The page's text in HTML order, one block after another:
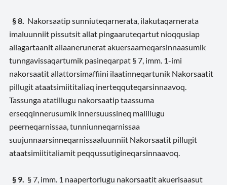
§ 8. Nakorsaatip sunniuteqarnerata, ilakutaqarnerata
imaluunniit pissutsit allat pingaaruteqartut nioqqusiap
allagartaanit allaanerunerat akuersaarneqarsinnaasumik
tunngavissaqartumik pasineqarpat § 7, imm. 1-imi
nakorsaatit allattorsimaffiini ilaatinneqartunik Nakorsaatit
pillugit ataatsimiititaliaq inerteqquteqarsinnaavoq.
Tassunga atatillugu nakorsaatip taassuma
erseqqinnerusumik innersuussineq malillugu
peerneqarnissaa, tunniunneqarnissaa
suujunnaarsinneqarnissaaluunniit Nakorsaatit pillugit
ataatsimiititaliamit peqqussutigineqarsinnaavoq.
§ 9. § 7, imm. 1 naapertorlugu nakorsaatit akuerisaasut